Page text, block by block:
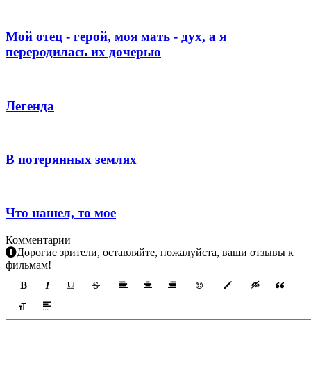
Мой отец - герой, моя мать - дух, а я
переродилась их дочерью
Легенда
В потерянных землях
Что нашел, то мое
Комментарии
Дорогие зрители, оставляйте, пожалуйста, ваши отзывы к
фильмам!